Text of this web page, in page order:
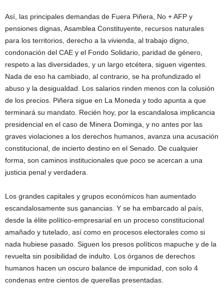
Así, las principales demandas de Fuera Piñera, No + AFP y
pensiones dignas, Asamblea Constituyente, recursos naturales
para los territorios, derecho a la vivienda, al trabajo digno,
condonación del CAE y el Fondo Solidario, paridad de género,
respeto a las diversidades, y un largo etcétera, siguen vigentes.
Nada de eso ha cambiado, al contrario, se ha profundizado el
abuso y la desigualdad. Los salarios rinden menos con la colusión
de los precios. Piñera sigue en La Moneda y todo apunta a que
terminará su mandato. Recién hoy, por la escandalosa implicancia
presidencial en el caso de Minera Dominga, y no antes por las
graves violaciones a los derechos humanos, avanza una acusación
constitucional, de incierto destino en el Senado. De cualquier
forma, son caminos institucionales que poco se acercan a una
justicia penal y verdadera.
Los grandes capitales y grupos económicos han aumentado
escandalosamente sus ganancias. Y se ha embarcado al país,
desde la élite político-empresarial en un proceso constitucional
amañado y tutelado, así como en procesos electorales como si
nada hubiese pasado. Siguen los presos políticos mapuche y de la
revuelta sin posibilidad de indulto. Los órganos de derechos
humanos hacen un oscuro balance de impunidad, con solo 4
condenas entre cientos de querellas presentadas.